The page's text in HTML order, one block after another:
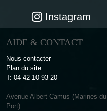
Instagram
AIDE & CONTACT
Nous contacter
Plan du site
T: 04 42 10 93 20
Avenue Albert Camus (Marines du
Port)